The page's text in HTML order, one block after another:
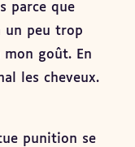
parce que
un peu trop
mon goût. En
les cheveux.
punition se